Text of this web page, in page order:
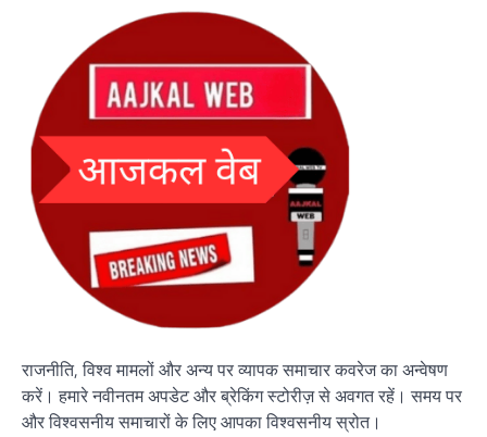
राजनीति, विश्व मामलों और अन्य पर व्यापक समाचार कवरेज का अन्वेषण
करें। हमारे नवीनतम अपडेट और ब्रेकिंग स्टोरीज़ से अवगत रहें। समय पर
और विश्वसनीय समाचारों के लिए आपका विश्वसनीय स्रोत।